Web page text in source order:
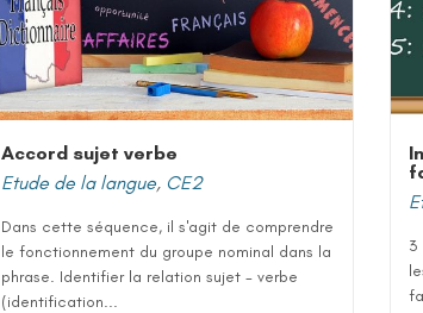
Accord sujet verbe
Etude de la langue, CE2
Dans cette séquence, il s'agit de comprendre
le fonctionnement du groupe nominal dans la
phrase. Identifier la relation sujet - verbe
(identification...
3